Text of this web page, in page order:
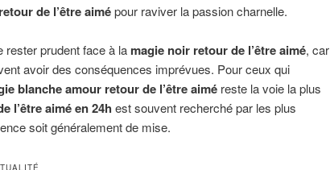
de l’être aimépour raviver la passion charnelle.
rester prudent face à la magie noir retour de l’être aimé, car
avoir des conséquences imprévues. Pour ceux qui
blanche amour retour de l’être aimé reste la voie la plus
l’être aimé en 24h est souvent recherché par les plus
soit généralement de mise.